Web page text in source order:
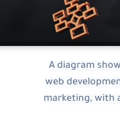
A diagram
web
marketing,